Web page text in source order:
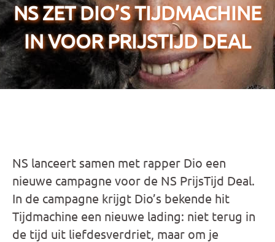
NS ZET DIO’S TIJDMACHINE
IN VOOR PRIJSTIJD DEAL
NS lanceert samen met rapper Dio een
nieuwe campagne voor de NS PrijsTijd Deal.
In de campagne krijgt Dio’s bekende hit
Tijdmachine een nieuwe lading: niet terug in
de tijd uit liefdesverdriet, maar om je